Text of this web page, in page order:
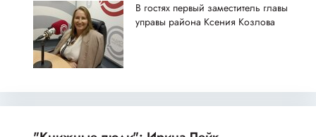
В гостях первый заместитель главы
управы района Ксения Козлова